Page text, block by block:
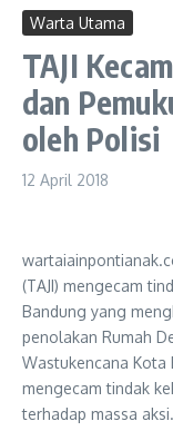
Warta Utama
TAJI
dan
oleh Polisi
12 April 2018
(TAJI) mengecam
Bandung yang
penolakan Rumah
Wastukencana Kota
mengecam tindak
terhadap massa aksi.